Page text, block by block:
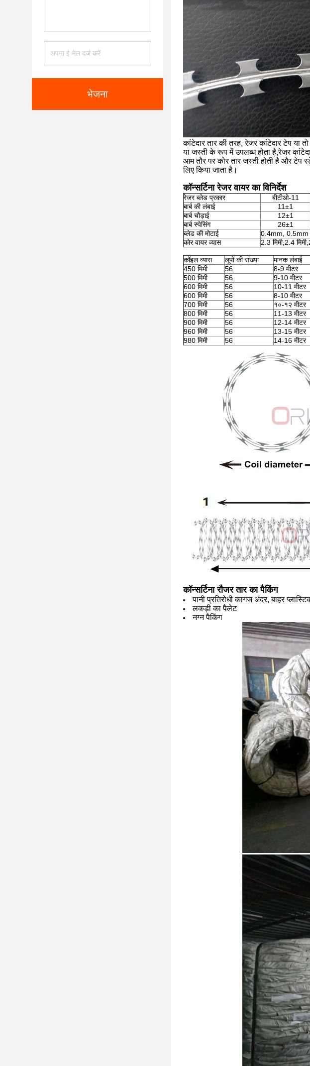
भेजना
कांटेदार तार की तरह, रेजर कांटेदार टेप या
या जस्ती के रूप में उपलब्ध होता है,रेजर
आम तौर पर कोर तार जस्ती होती है और टेप
लिए किया जाता है।
कॉन्सर्टिना रेजर वायर का विनिर्देश
रेजर ब्लेड प्रकार बीटीओ-11
बार्ब की लंबाई
11±1
बार्ब चौड़ाई
12±1
बार्ब स्पेसिंग
26±1
ब्लेड की मोटाई
0.4mm, 0.5mm
कोर वायर व्यास
2.3 मिमी,2.4
कॉइल व्यास लूपों की संख्या मानक लंबाई
450 मिमी
56 8-9 मीटर
500 मिमी
56 9-10 मीटर
600 मिमी
56 10-11 मीटर
600 मिमी
56 8-10 मीटर
700 मिमी
56 १०-१२ मीटर
800 मिमी
56 11-13 मीटर
900 मिमी
56 12-14 मीटर
960 मिमी
56 13-15 मीटर
980 मिमी
56 14-16 मीटर
कॉन्सर्टिना रौजर तार का पैकिंग
पानी प्रतिरोधी कागज अंदर, बाहर
लकड़ी का पैलेट
नग्न पैकिंग